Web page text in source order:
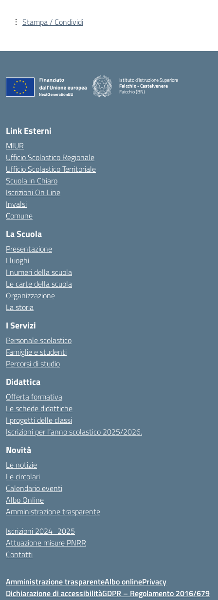
Stampa / Condividi
Istituto d'Istruzione Superiore
Faicchio - Castelvenere
Faicchio (BN)
Link Esterni
MIUR
Ufficio Scolastico Regionale
Ufficio Scolastico Territoriale
Scuola in Chiaro
Iscrizioni On Line
Invalsi
Comune
La Scuola
Presentazione
I luoghi
I numeri della scuola
Le carte della scuola
Organizzazione
La storia
I Servizi
Personale scolastico
Famiglie e studenti
Percorsi di studio
Didattica
Offerta formativa
Le schede didattiche
I progetti delle classi
Iscrizioni per l’anno scolastico 2025/2026.
Novità
Le notizie
Le circolari
Calendario eventi
Albo Online
Amministrazione trasparente
Iscrizioni 2024_2025
Attuazione misure PNRR
Contatti
Amministrazione trasparenteAlbo onlinePrivacy
Dichiarazione di accessibilitàGDPR – Regolamento 2016/679